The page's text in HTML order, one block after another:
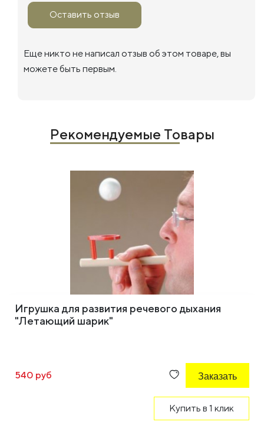
Оставить отзыв
Еще никто не написал отзыв об этом товаре, вы
можете быть первым.
Рекомендуемые Товары
Игрушка для развития речевого дыхания
"Летающий шарик"
540 руб Заказать
Купить в 1 клик